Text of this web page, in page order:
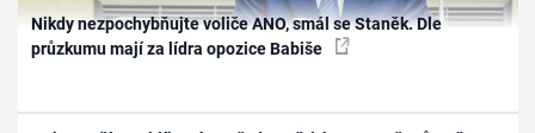
Nikdy nezpochybňujte voliče ANO, smál se Staněk. Dle
průzkumu mají za lídra opozice Babiše